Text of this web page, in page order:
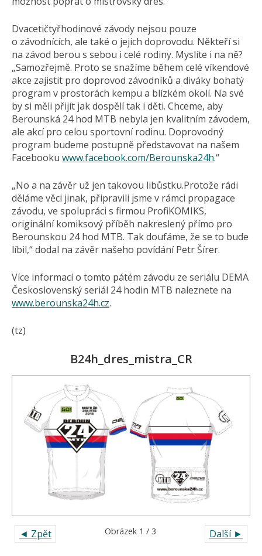
Dvacetičtyřhodinové závody nejsou pouze
o závodnících, ale také o jejich doprovodu. Někteří si
na závod berou s sebou i celé rodiny. Myslíte i na ně?
„Samozřejmě. Proto se snažíme během celé víkendové
akce zajistit pro doprovod závodníků a diváky bohatý
program v prostorách kempu a blízkém okolí. Na své
by si měli přijít jak dospělí tak i děti. Chceme, aby
Berounská 24 hod MTB nebyla jen kvalitním závodem,
ale akcí pro celou sportovní rodinu. Doprovodný
program budeme postupně představovat na našem
Facebooku www.facebook.com/Berounska24h.“
„No a na závěr už jen takovou libůstku.Protože rádi
děláme věci jinak, připravili jsme v rámci propagace
závodu, ve spolupráci s firmou ProfiKOMIKS,
originální komiksový příběh nakreslený přímo pro
Berounskou 24 hod MTB. Tak doufáme, že se to bude
líbil,“ dodal na závěr našeho povídání Petr Šírer.
Více informací o tomto pátém závodu ze seriálu DEMA
Československý seriál 24 hodin MTB naleznete na
www.berounska24h.cz.
(tz)
B24h_dres_mistra_CR
◄ Zpět Další ►
Obrázek 1 / 3